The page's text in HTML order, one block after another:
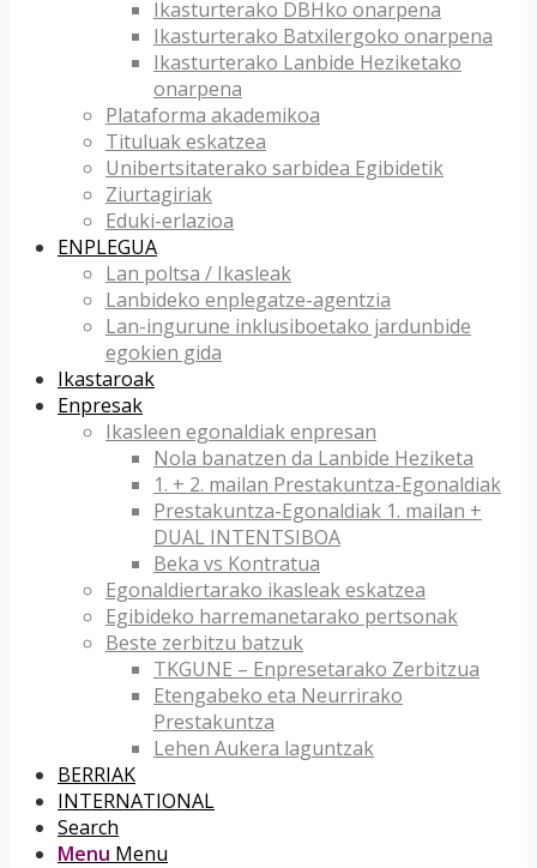
Ikasturterako DBHko onarpena
Ikasturterako Batxilergoko onarpena
Ikasturterako Lanbide Heziketako
onarpena
Plataforma akademikoa
Tituluak eskatzea
Unibertsitaterako sarbidea Egibidetik
Ziurtagiriak
Eduki-erlazioa
ENPLEGUA
Lan poltsa / Ikasleak
Lanbideko enplegatze-agentzia
Lan-ingurune inklusiboetako jardunbide
egokien gida
Ikastaroak
Enpresak
Ikasleen egonaldiak enpresan
Nola banatzen da Lanbide Heziketa
1. + 2. mailan Prestakuntza-Egonaldiak
Prestakuntza-Egonaldiak 1. mailan +
DUAL INTENTSIBOA
Beka vs Kontratua
Egonaldiertarako ikasleak eskatzea
Egibideko harremanetarako pertsonak
Beste zerbitzu batzuk
TKGUNE – Enpresetarako Zerbitzua
Etengabeko eta Neurrirako
Prestakuntza
Lehen Aukera laguntzak
BERRIAK
INTERNATIONAL
Search
Menu Menu